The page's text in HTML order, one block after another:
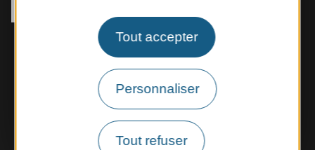
Tout accepter
Personnaliser
Tout refuser
Tél. :05 65 99 83 11
Horaires d'ouverture :
Mardi et jeudi de 14h00 à 17h00
Vendredi de 9h00 à 12h00
Nous contacter